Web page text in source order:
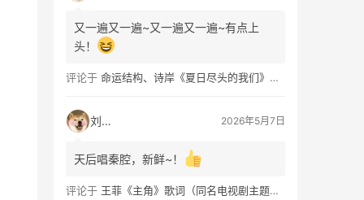
又一遍又一遍~又一遍又一遍~有点上
头！
评论于 命运结构、诗岸《夏日尽头的我们》歌词及钢琴谱免费获取
刘看山 2026年5月7日
天后唱秦腔，新鲜~！
评论于 王菲《主角》歌词（同名电视剧主题曲）